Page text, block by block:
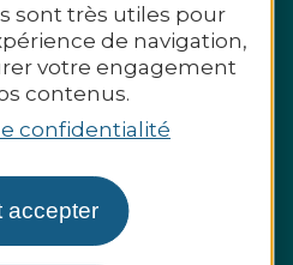
sont très utiles pour
de navigation,
votre engagement
contenus.
confidentialité
accepter